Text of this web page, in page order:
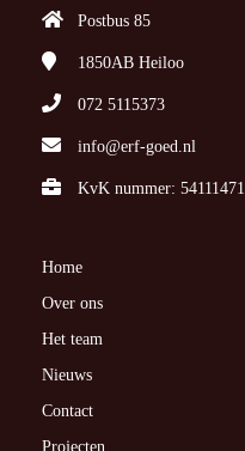
Postbus 85
1850AB Heiloo
072 5115373
info@erf-goed.nl
KvK nummer: 54111471
Home
Over ons
Het team
Nieuws
Contact
Projecten